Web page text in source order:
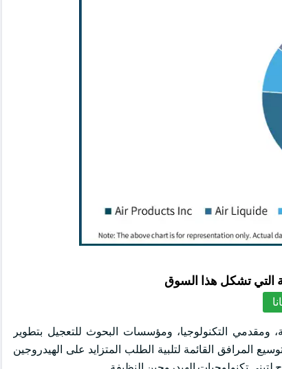
التي تشكل هذا السوق
ومقدمي التكنولوجيا، ومؤسسات البحوث للتعجيل بتطوير
المرافق القائمة لتلبية الطلب المتزايد على الهيدروجين